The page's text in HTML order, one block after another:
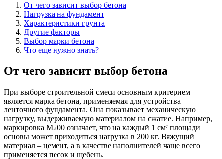
От чего зависит выбор бетона
Нагрузка на фундамент
Характеристики грунта
Другие факторы
Выбор марки бетона
Что еще нужно знать?
От чего зависит выбор бетона
При выборе строительной смеси основным критерием
является марка бетона, применяемая для устройства
ленточного фундамента. Она показывает механическую
нагрузку, выдерживаемую материалом на сжатие. Например,
маркировка М200 означает, что на каждый 1 см² площади
основы может приходиться нагрузка в 200 кг. Вяжущий
материал – цемент, а в качестве наполнителей чаще всего
применяется песок и щебень.